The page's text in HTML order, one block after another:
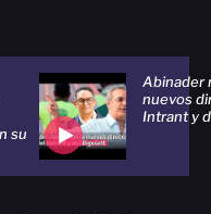
su
Abinader
nuevos
Intrant y